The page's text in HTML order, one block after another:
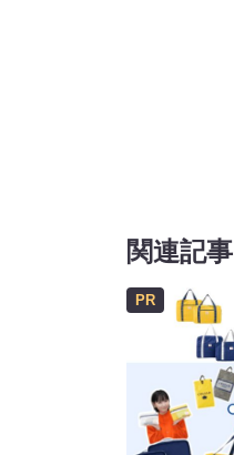
関連記事
PR